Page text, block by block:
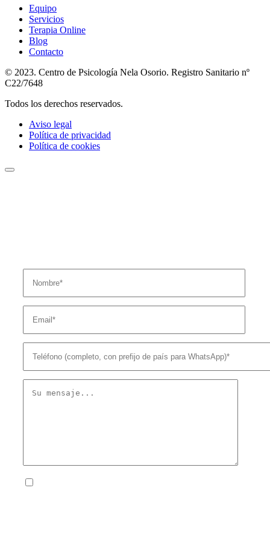
Equipo
Servicios
Terapia Online
Blog
Contacto
© 2023. Centro de Psicología Nela Osorio. Registro Sanitario nº
C22/7648
Todos los derechos reservados.
Aviso legal
Política de privacidad
Política de cookies